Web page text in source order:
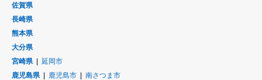
佐賀県
長崎県
熊本県
大分県
宮崎県
延岡市
鹿児島県
鹿児島市
南さつま市